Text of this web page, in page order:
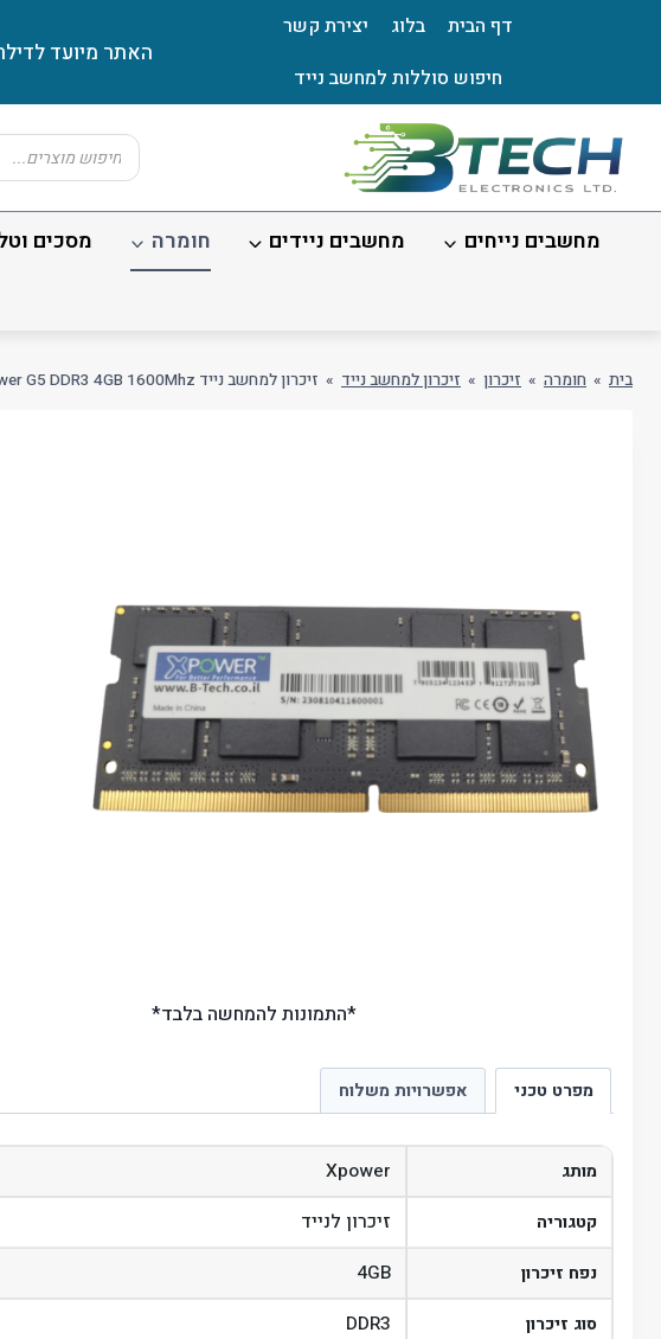
דף הבית בלוג
יצירת קשר
חיפוש סוללות למחשב נייד
האתר מיועד
Products
search
מחשבים נייחים מחשבים ניידים חומרה מסכים
בית » חומרה » זיכרון » זיכרון למחשב נייד » זיכרון למחשב נייד XPower G5 DDR3 4GB 1600Mhz באריזה Bulk
*התמונות להמחשה בלבד*
מפרט טכני אפשרויות משלוח
מותג Xpower
קטגוריה זיכרון לנייד
נפח זיכרון 4GB
סוג זיכרון DDR3